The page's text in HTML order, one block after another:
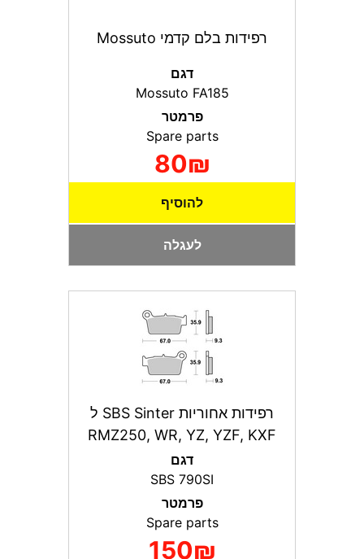
רפידות בלם קדמי Mossuto
דגם
Mossuto FA185
פרמטר
Spare parts
80₪
להוסיף
לעגלה
רפידות אחוריות SBS Sinter ל
RMZ250, WR, YZ, YZF, KXF
דגם
SBS 790SI
פרמטר
Spare parts
150₪